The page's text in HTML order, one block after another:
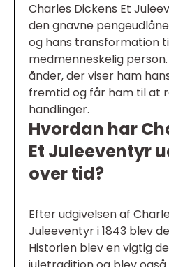
Charles Dickens Et
den gnavne
og hans transformation
medmenneskelig
ånder, der viser ham
fremtid og får ham til at
handlinger.
Hvordan har
Et Juleeventyr
over tid?
Efter udgivelsen af
Juleeventyr i 1843 blev
Historien blev en vigtig